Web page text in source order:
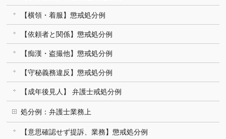
【横領・着服】懲戒処分例
【依頼者と関係】懲戒処分例
【痴漢・盗撮他】懲戒処分例
【守秘義務違反】懲戒処分例
【成年後見人】 弁護士戒処分例
処分例：弁護士業務上
【意思確認せず提訴、業務】懲戒処分例